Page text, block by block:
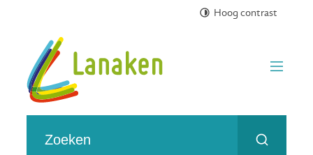
Hoog contrast
Toerisme gemeente Lanaken
Zoeken
menu